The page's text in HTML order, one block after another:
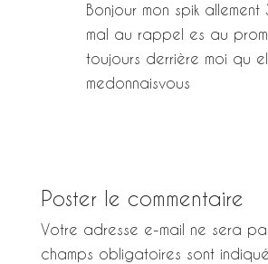
Bonjour mon spik
mal au rappel es au
toujours derrière moi qu
medonnaisvous
Poster le commentaire
Votre adresse e-mail ne sera
champs obligatoires sont